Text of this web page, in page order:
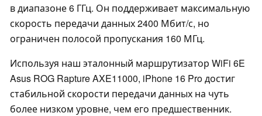
в диапазоне 6 ГГц. Он поддерживает максимальную
скорость передачи данных 2400 Мбит/с, но
ограничен полосой пропускания 160 МГц.
Используя наш эталонный маршрутизатор WiFi 6E
Asus ROG Rapture AXE11000, iPhone 16 Pro достиг
стабильной скорости передачи данных на чуть
более низком уровне, чем его предшественник.